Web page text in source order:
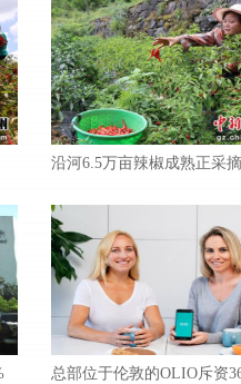
沿河6.5万亩辣椒成熟正采摘
总部位于伦敦的OLIO斥资